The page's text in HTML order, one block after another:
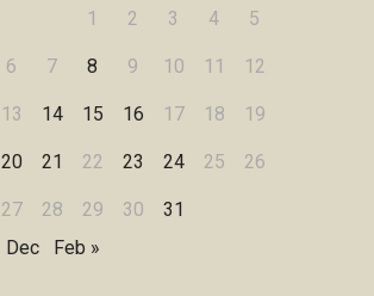
1 2 3 4 5
6 7 8 9 10 11 12
13 14 15 16 17 18 19
20 21 22 23 24 25 26
27 28 29 30
31
Dec
Feb »